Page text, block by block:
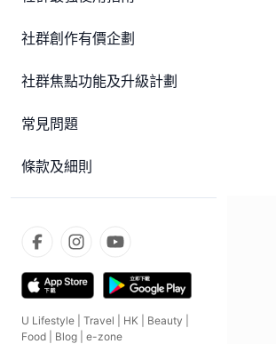
社群創作有價企劃
社群焦點功能及升級計劃
常見問題
條款及細則
U Lifestyle Travel HK Beauty
Food
Blog e-zone